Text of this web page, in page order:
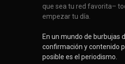
que sea tu red favorita–
empezar tu día.
En un mundo de burbujas
confirmación y contenido
posible es el periodismo.